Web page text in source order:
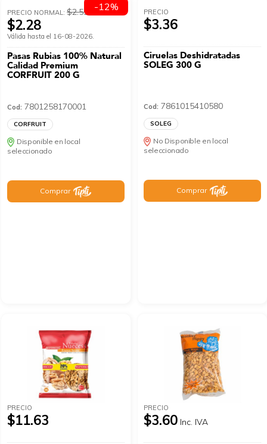
PRECIO NORMAL:$2.59
$2.28
Válida hasta el 16-08-2026.
Pasas Rubias 100% Natural
Calidad Premium
CORFRUIT 200 G
Cod: 7801258170001
CORFRUIT
Disponible en local
seleccionado
Comprar
-12% PRECIO
$3.36
Ciruelas Deshidratadas
SOLEG 300 G
Cod: 7861015410580
SOLEG
No Disponible en local
seleccionado
Comprar
PRECIO
$11.63
PRECIO
$3.60 Inc. IVA